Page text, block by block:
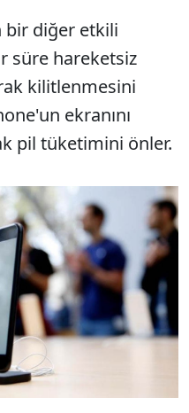
bir diğer etkili
süre hareketsiz
kilitlenmesini
ekranını
pil tüketimini önler.